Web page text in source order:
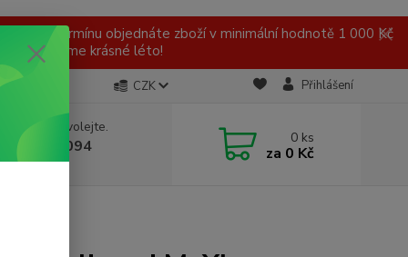
tomto termínu objednáte zboží v minimální hodnotě 1 000 Kč
a přejeme krásné léto!
CZK Přihlášení
si rady? Zavolejte.
959 094
8-16 hod.)
0 ks
za 0 Kč